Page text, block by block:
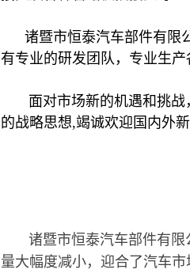
诸暨市恒泰汽车部件有限公
有专业的研发团队，专业生
面对市场新的机遇和挑战
的战略思想,竭诚欢迎国内外
诸暨市恒泰汽车部件有限公
量大幅度减小，迎合了汽车